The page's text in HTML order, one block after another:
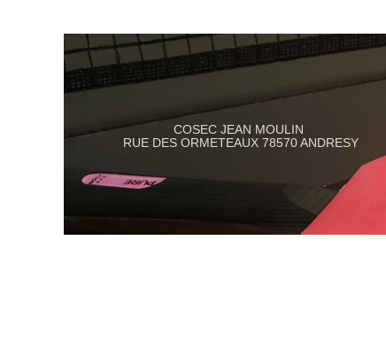
COSEC JEAN MOULIN
RUE DES ORMETEAUX 78570 ANDRESY